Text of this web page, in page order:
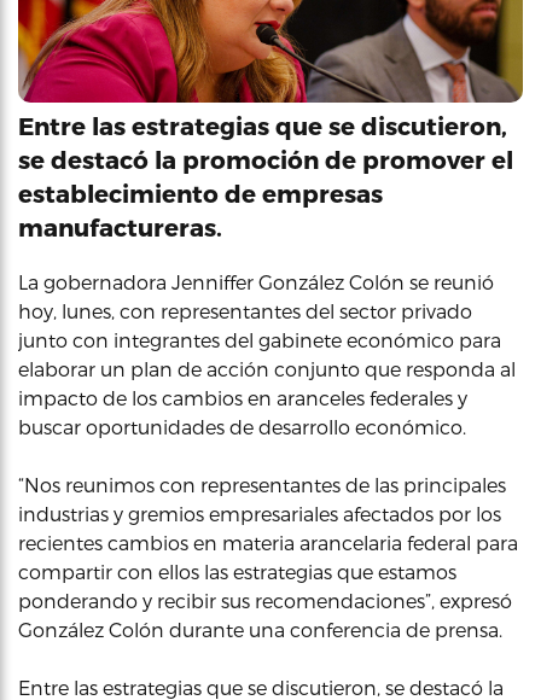
Entre las estrategias que se discutieron,
se destacó la promoción de promover el
establecimiento de empresas
manufactureras.
La gobernadora Jenniffer González Colón se reunió
hoy, lunes, con representantes del sector privado
junto con integrantes del gabinete económico para
elaborar un plan de acción conjunto que responda al
impacto de los cambios en aranceles federales y
buscar oportunidades de desarrollo económico.
“Nos reunimos con representantes de las principales
industrias y gremios empresariales afectados por los
recientes cambios en materia arancelaria federal para
compartir con ellos las estrategias que estamos
ponderando y recibir sus recomendaciones”, expresó
González Colón durante una conferencia de prensa.
Entre las estrategias que se discutieron, se destacó la